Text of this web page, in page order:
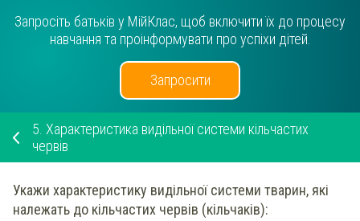
Запросіть батьків у МійКлас, щоб включити їх до процесу
навчання та проінформувати про успіхи дітей.
Запросити
5. Характеристика видільної системи кільчастих
червів
Укажи характеристику видільноїсистеми тварин, які
належать до кільчастих червів (кільчаків):